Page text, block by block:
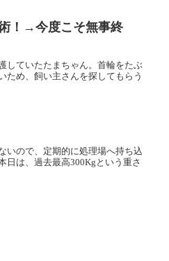
！→今度こそ無事終
していたたまちゃん。首輪をたぶ
ため、飼い主さんを探してもらう
いので、定期的に処理場へ持ち込
日は、過去最高300Kgという重さ